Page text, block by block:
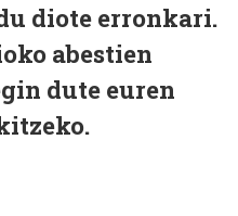
diote erronkari.
abestien
dute euren